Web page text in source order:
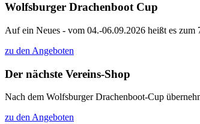
Wolfsburger Drachenboot Cup
Auf ein Neues - vom 04.-06.09.2026 heißt es
zu den Angeboten
Der nächste Vereins-Shop
Nach dem Wolfsburger Drachenboot-Cup
zu den Angeboten